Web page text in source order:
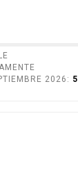
2026: 5